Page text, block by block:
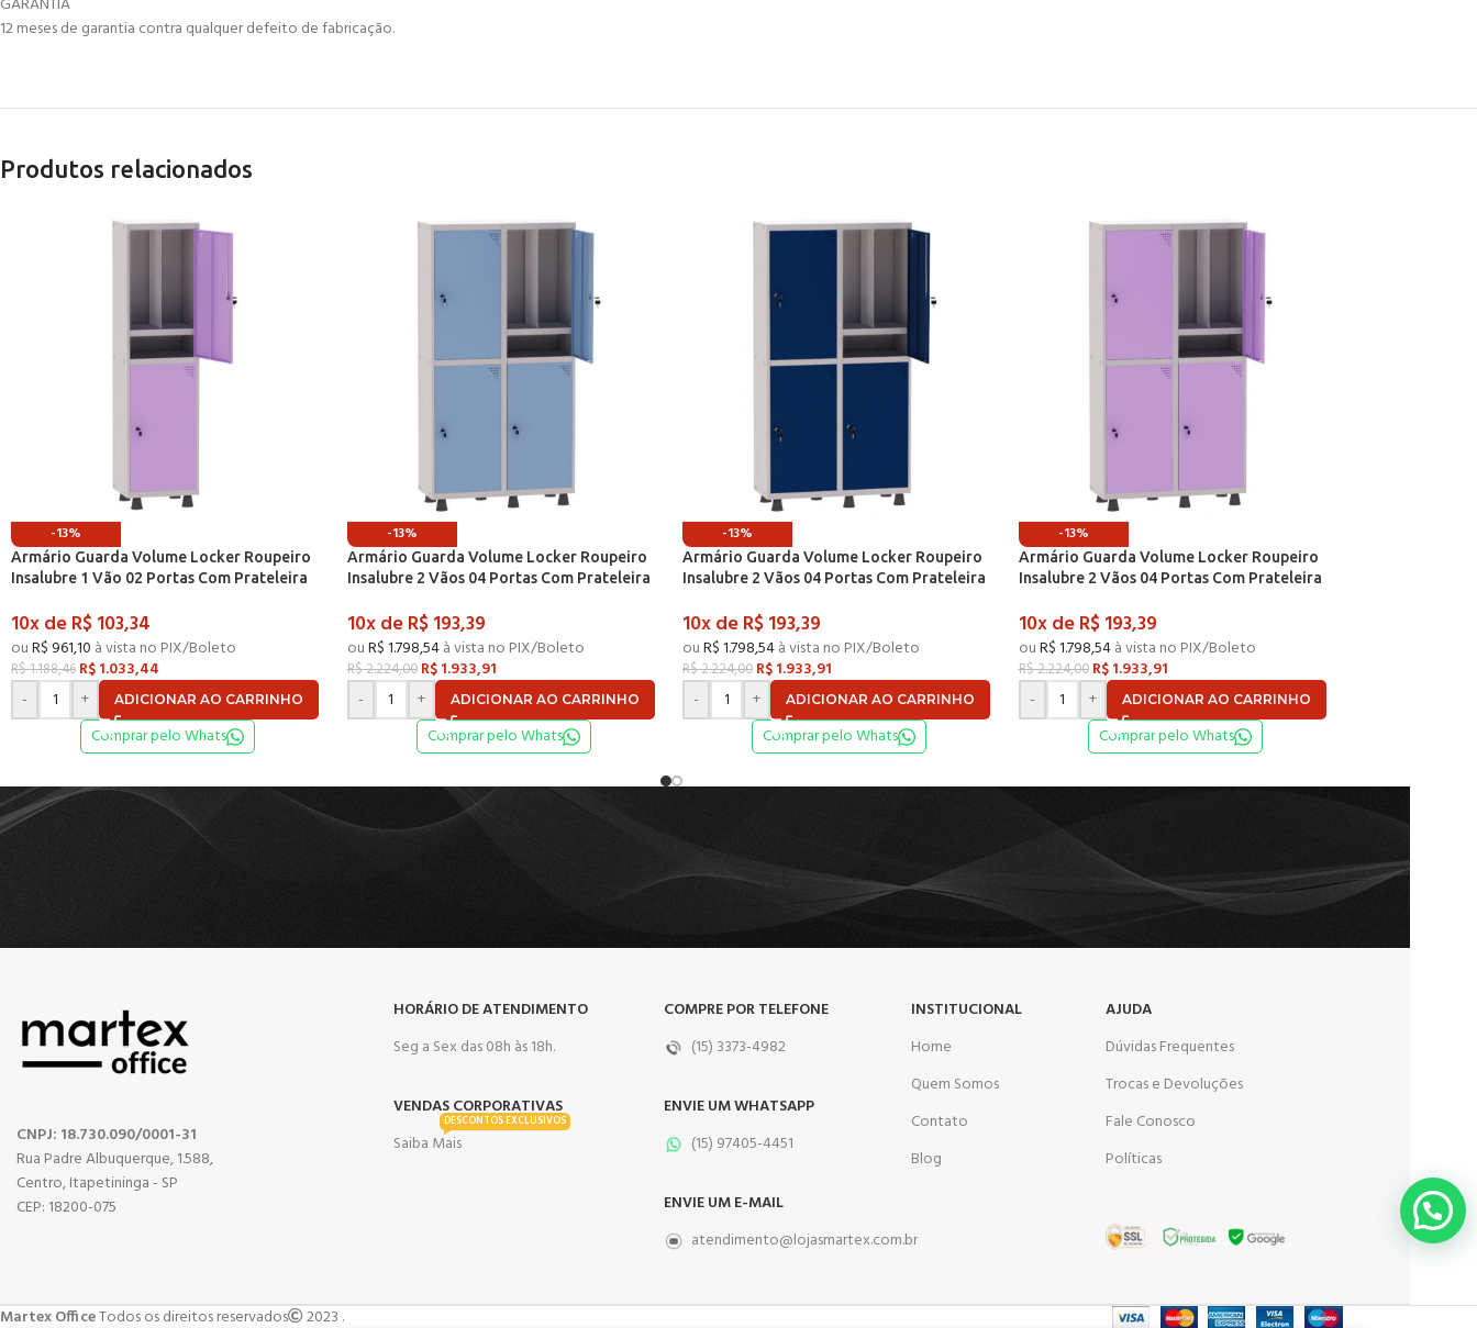
12 meses de garantia contra qualquer defeito de fabricação.
Produtos relacionados
-13%
Armário Guarda Volume Locker Roupeiro
Insalubre 1 Vão 02 Portas Com Prateleira
10x deR$103,34
ouR$ 961,10 à vista no PIX/Boleto
R$1.188,46 R$1.033,44
-
+ ADICIONAR AO CARRINHO
Comprar pelo Whats
-13%
Armário Guarda Volume Locker Roupeiro
Insalubre 2 Vãos 04 Portas Com Prateleira
10x deR$193,39
ouR$1.798,54à vista no PIX/Boleto
R$2.224,00 R$1.933,91
-
+ ADICIONAR AO CARRINHO
Comprar pelo Whats
-13%
Armário Guarda Volume Locker Roupeiro
Insalubre 2 Vãos 04 Portas Com Prateleira
10x deR$193,39
ouR$1.798,54à vista no PIX/Boleto
R$2.224,00 R$1.933,91
-
+ ADICIONAR AO CARRINHO
Comprar pelo Whats
-13%
Armário Guarda Volume Locker Roupeiro
Insalubre 2 Vãos 04 Portas Com Prateleira
10x deR$193,39
ouR$1.798,54à vista no PIX/Boleto
R$2.224,00 R$1.933,91
-
+ ADICIONAR AO CARRINHO
Comprar pelo Whats
CNPJ: 18.730.090/0001-31
Rua Padre Albuquerque, 1.588,
Centro, Itapetininga - SP
CEP: 18200-075
HORÁRIO DE ATENDIMENTO
Seg a Sex das 08h às 18h.
VENDAS CORPORATIVAS
Saiba Mais
DESCONTOS EXCLUSIVOS
COMPRE POR TELEFONE
(15) 3373-4982
ENVIE UM WHATSAPP
(15) 97405-4451
ENVIE UM E-MAIL
atendimento@lojasmartex.com.br
INSTITUCIONAL
Home
Quem Somos
Contato
Blog
AJUDA
Dúvidas Frequentes
Trocas e Devoluções
Fale Conosco
Políticas
Martex OfficeTodos os direitos reservados 2023 .